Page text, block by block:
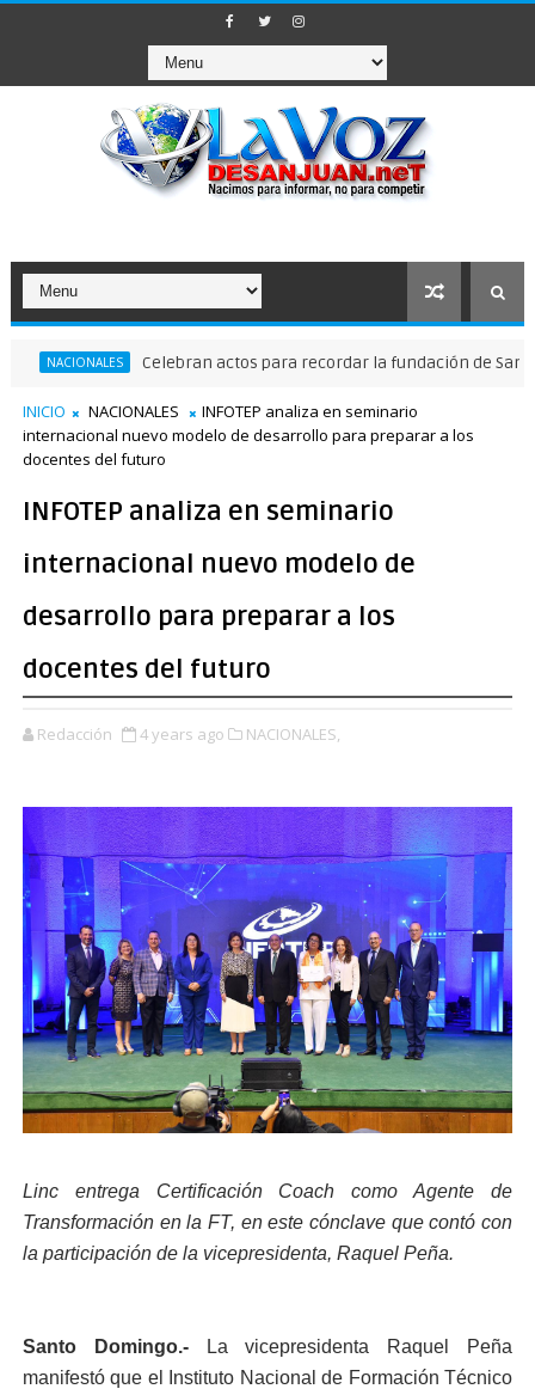
Celebran actos para recordar la fundación de Santo Domingo
INICIO NACIONALES
INFOTEP analiza en seminario
internacional nuevo modelo de desarrollo para preparar a los
docentes del futuro
INFOTEP analiza en seminario
internacional nuevo modelo de
desarrollo para preparar a los
docentes del futuro
Redacción 4 years ago NACIONALES,
Linc entrega Certificación Coach como Agente de
Transformación en la FT, en este cónclave que contó con
la participación de la vicepresidenta, Raquel Peña.
Santo Domingo.-La vicepresidenta Raquel Peña
manifestó que el Instituto Nacional de Formación Técnico